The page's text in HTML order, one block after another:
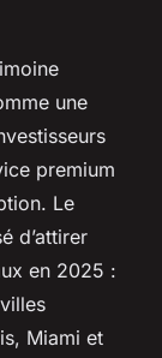
une
premium
Le
d’attirer
en 2025 :
Miami et